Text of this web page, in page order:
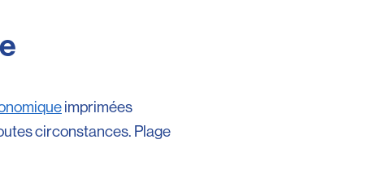
imprimées
circonstances. Plage